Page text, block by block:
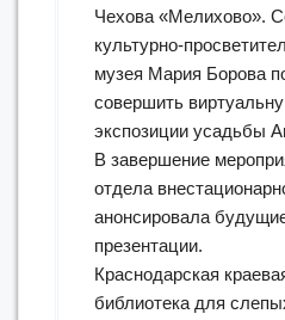
Чехова «Мелихово».
культурно-
музея Мария Борова
совершить
экспозиции усадьбы
В завершение
отдела
анонсировала
презентации.
Краснодарская
библиотека для